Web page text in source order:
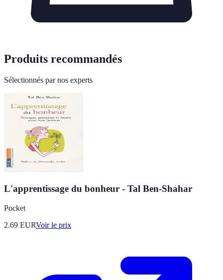
Produits recommandés
Sélectionnés par nos experts
L'apprentissage du bonheur - Tal Ben-Shahar
Pocket
2.69 EURVoir le prix